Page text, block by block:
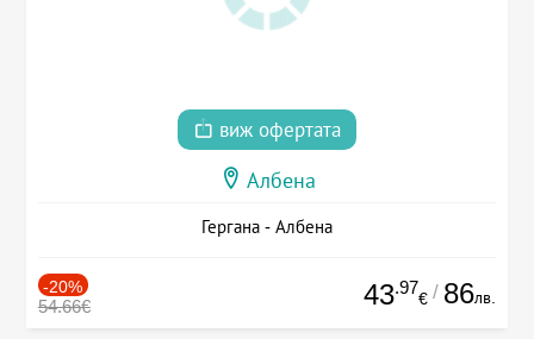
виж офертата
Албена
Гергана - Албена
-20%
54.66€ 43.97
€ / 86лв.